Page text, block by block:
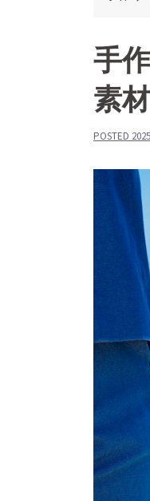
手
素
POSTED